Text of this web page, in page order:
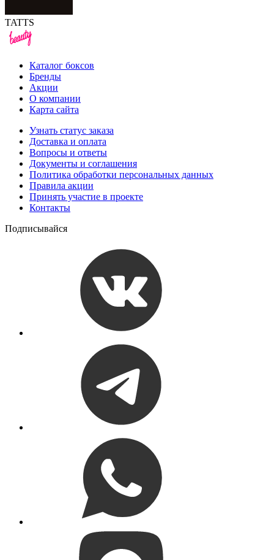
TATTS
Каталог боксов
Бренды
Акции
О компании
Карта сайта
Узнать статус заказа
Доставка и оплата
Вопросы и ответы
Документы и соглашения
Политика обработки персональных данных
Правила акции
Принять участие в проекте
Контакты
Подписывайся